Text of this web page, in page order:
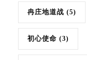
冉庄地道战 (5)
初心使命 (3)